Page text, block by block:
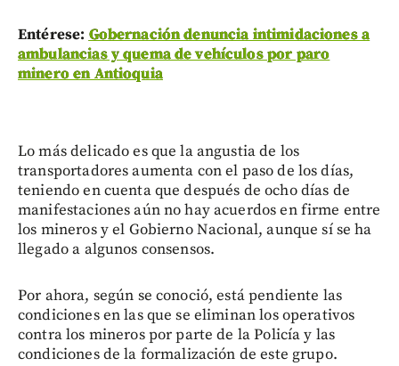
Entérese:Gobernación denuncia intimidaciones a
ambulancias y quema de vehículos por paro
minero en Antioquia
Lo más delicado es que la angustia de los
transportadores aumenta con el paso de los días,
teniendo en cuenta que después de ocho días de
manifestaciones aún no hay acuerdos en firme entre
los mineros y el Gobierno Nacional, aunque sí se ha
llegado a algunos consensos.
Por ahora, según se conoció, está pendiente las
condiciones en las que se eliminan los operativos
contra los mineros por parte de la Policía y las
condiciones de la formalización de este grupo.